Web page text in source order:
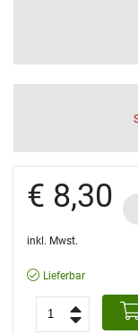
€ 8,30
inkl. Mwst.
Lieferbar